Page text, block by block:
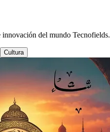
del mundo Tecnofields.
Cultura